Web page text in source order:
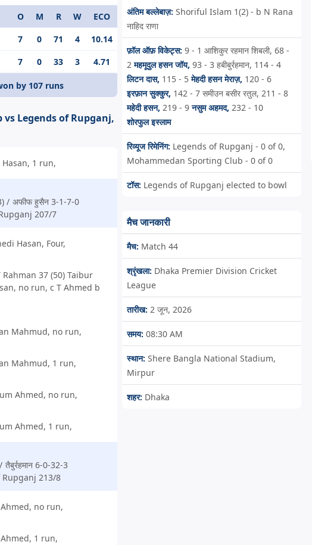
O M R W
ECO
7 0 71 4
10.14
7 0 33 3 4.71
by 107 runs
Legends of Rupganj,
1 run,
अफीफ हुसैन 3-1-7-0
207/7
Hasan, Four,
Rahman 37 (50) Taibur
no run, c T Ahmed b
Mahmud, no run,
Mahmud, 1 run,
Ahmed, no run,
Ahmed, 1 run,
तैबुर्रहमान 6-0-32-3
Rupganj 213/8
no run,
1 run,
अंतिम बल्लेबाज़: Shoriful Islam 1(2) - b N Rana
नाहिद राणा
फ़ॉल ऑफ़ विकेट्स: 9 - 1आशिकुर रहमान शिबली, 68 -
2महमूदुल हसन जॉय, 93 - 3हबीबुर्रहमान, 114 - 4
लिटन दास, 115 - 5मेहदी हसन मेराज़, 120 - 6
इरफ़ान सुक्कुर, 142 - 7समीउन बसीर रतुल, 211 - 8
महेदी हसन, 219 - 9नसुम अहमद, 232 - 10
शोरफुल इस्लाम
रिव्यूज रिमेनिंग: Legends of Rupganj - 0 of 0,
Mohammedan Sporting Club - 0 of 0
टॉस: Legends of Rupganj elected to bowl
मैच जानकारी
मैच: Match 44
श्रृंखला: Dhaka Premier Division Cricket
League
तारीख: 2 जून, 2026
समय: 08:30 AM
स्थान: Shere Bangla National Stadium,
Mirpur
शहर: Dhaka